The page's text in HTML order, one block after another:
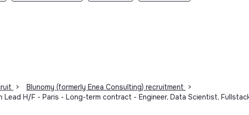
> Blunomy (formerly Enea Consulting) recruitment
>
H/F - Paris - Long-term contract - Engineer, Data Scientist,